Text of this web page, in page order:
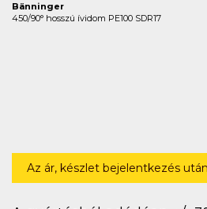
Bänninger
450/90° hosszú ívidom PE100 SDR17
Az ár, készlet bejelentkezés